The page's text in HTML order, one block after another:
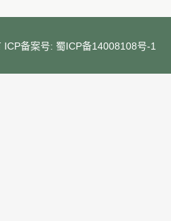
ICP备案号: 蜀ICP备14008108号-1